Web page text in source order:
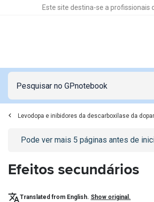
Este site destina-se a profissionais
Levodopa e inibidores da descarboxilase da
Go to/sign-inpage
Pode ver mais 5 páginas antes de
Efeitos secundários
Translated from English. Show original.